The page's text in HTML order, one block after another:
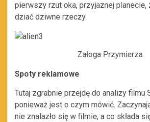
pierwszy rzut oka, przyjaznej planecie,
dziać dziwne rzeczy.
Załoga Przymierza
Spoty reklamowe
Tutaj zgrabnie przejdę do analizy filmu
ponieważ jest o czym mówić.
nie znalazło się w filmie, a co składa